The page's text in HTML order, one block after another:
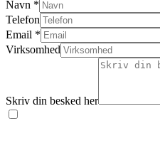
Navn *
Telefon
Email *
Virksomhed
Skriv din besked her